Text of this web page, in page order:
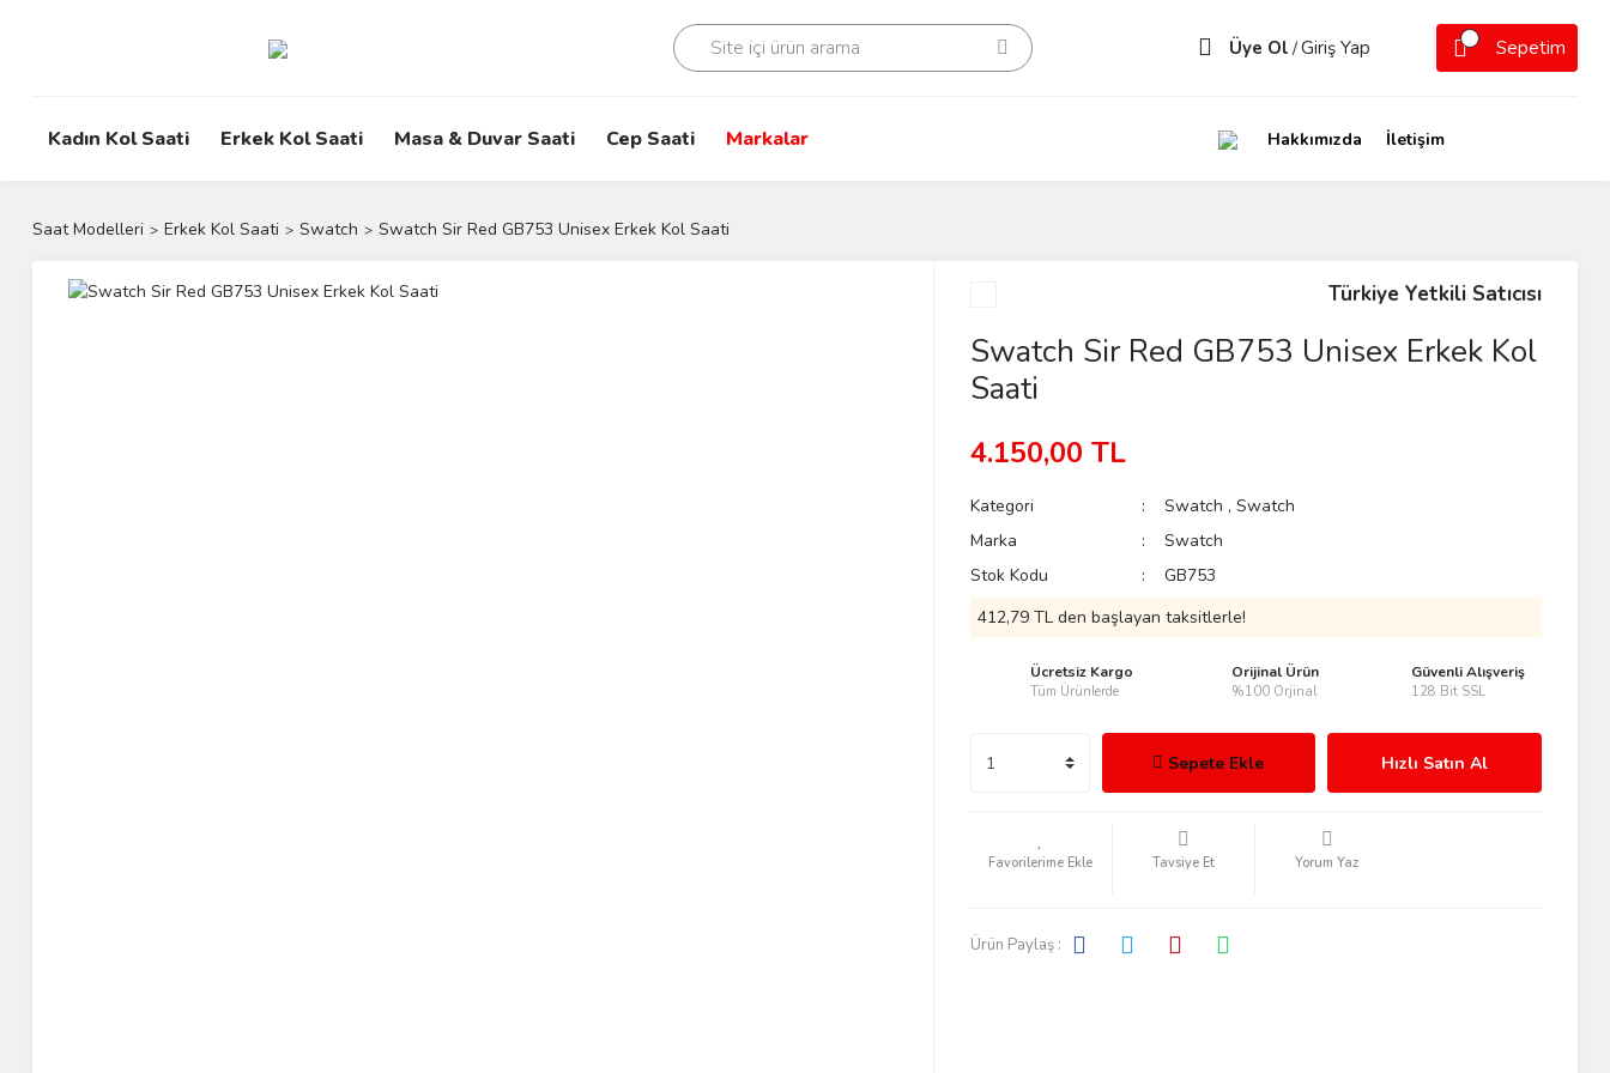
Üye Ol /Giriş Yap Sepetim
Kadın Kol Saati Erkek Kol Saati Masa & Duvar Saati Cep Saati Markalar Hakkımızda İletişim
Saat Modelleri Erkek Kol Saati Swatch Swatch Sir Red GB753 Unisex Erkek Kol Saati
Türkiye Yetkili Satıcısı
Swatch Sir Red GB753 Unisex Erkek Kol
Saati
4.150,00 TL
Kategori Swatch , Swatch
Marka
Swatch
Stok Kodu
GB753
412,79 TL den başlayan taksitlerle!
Ücretsiz Kargo
Tüm Ürünlerde
Orijinal Ürün
%100 Orjinal
Güvenli Alışveriş
128 Bit SSL
Sepete Ekle Hızlı Satın Al
Tavsiye Et Yorum Yaz
Ürün Paylaş :